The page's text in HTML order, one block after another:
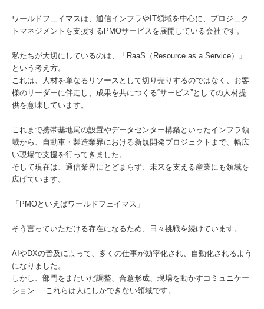
ワールドフェイマスは、通信インフラやIT領域を中心に、プロジェク
トマネジメントを支援するPMOサービスを展開している会社です。
私たちが大切にしているのは、「RaaS（Resource as a Service）」
という考え方。
これは、人材を単なるリソースとして切り売りするのではなく、お客
様のリーダーに伴走し、成果を共につくる“サービス”としての人材提
供を意味しています。
これまで携帯基地局の設置やデータセンター構築といったインフラ領
域から、自動車・製造業界における新規開発プロジェクトまで、幅広
い現場で支援を行ってきました。
そして現在は、通信業界にとどまらず、未来を支える産業にも領域を
広げています。
「PMOといえばワールドフェイマス」
そう言っていただける存在になるため、日々挑戦を続けています。
AIやDXの普及によって、多くの仕事が効率化され、自動化されるよう
になりました。
しかし、部門をまたいだ調整、合意形成、現場を動かすコミュニケー
ション──これらは人にしかできない領域です。